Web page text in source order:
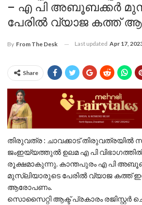
– എ പി അബൂബക്കർ
പേരിൽ വ്യാജ കത്ത്
By From The Desk Last updated Apr 17,
Share
തിരുവത്ര : ചാവക്കാട് തിരുവത്രയിൽ
ജംഇയ്യത്തുൽ ഉലമ എ പി വിഭാഗത്തിൽ
രൂക്ഷമാകുന്നു. കാന്തപുരം എ പി
മുസ്ലിയാരുടെ പേരിൽ വ്യാജ കത്ത്
ആരോപണം.
സൊസൈറ്റി ആക്ട് പ്രകാരം രജിസ്റ്റർ